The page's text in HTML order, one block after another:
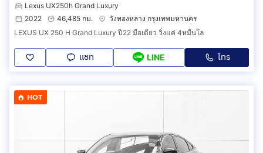
Lexus UX250h Grand Luxury
2022
46,485 กม.
วังทองหลาง กรุงเทพมหานคร
LEXUS UX 250 H Grand Luxury ปี22 มือเดียว วิ่งแค่ 4หมื่นโล
แชท LINE โทร
HOT